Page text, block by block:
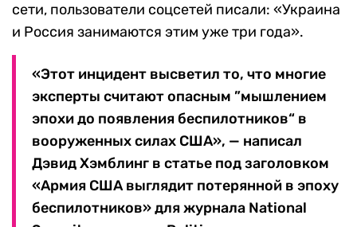
сети, пользователи соцсетей писали: «Украина
и Россия занимаются этим уже три года».
«Этот инцидент высветил то, что многие
эксперты считают опасным ”мышлением
эпохи до появления беспилотников“ в
вооруженных силах США», — написал
Дэвид Хэмблинг в статье под заголовком
«Армия США выглядит потерянной в эпоху
беспилотников» для журнала National